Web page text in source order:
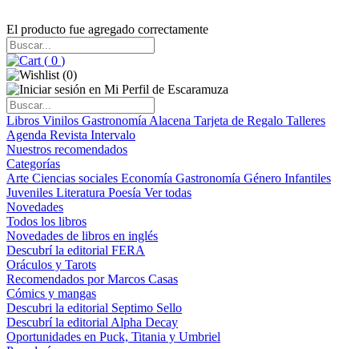
El producto fue agregado correctamente
( 0 )
(0)
Libros Vinilos Gastronomía Alacena Tarjeta de Regalo Talleres
Agenda Revista Intervalo
Nuestros recomendados
Categorías
Arte Ciencias sociales Economía Gastronomía Género Infantiles
Juveniles Literatura Poesía Ver todas
Novedades
Todos los libros
Novedades de libros en inglés
Descubrí la editorial FERA
Oráculos y Tarots
Recomendados por Marcos Casas
Cómics y mangas
Descubri la editorial Septimo Sello
Descubrí la editorial Alpha Decay
Oportunidades en Puck, Titania y Umbriel